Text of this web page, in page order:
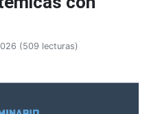
(509 lecturas)